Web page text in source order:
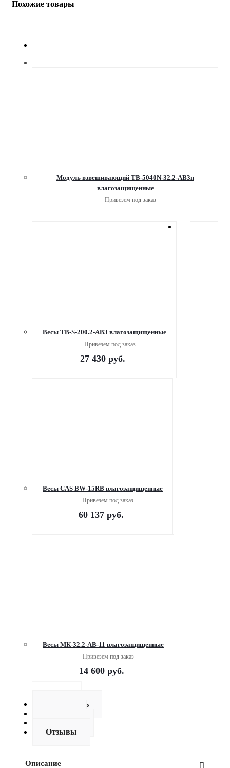
Похожие товары
Модуль взвешивающий TB-5040N-32.2-AB3n
влагозащищенные
Привезем под заказ
Весы TB-S-200.2-АВ3 влагозащищенные
Привезем под заказ
27 430 руб.
Весы CAS BW-15RB влагозащищенные
Привезем под заказ
60 137руб.
Весы МК-32.2-АВ-11 влагозащищенные
Привезем под заказ
14 600руб.
Как купить
Отзывы
Описание